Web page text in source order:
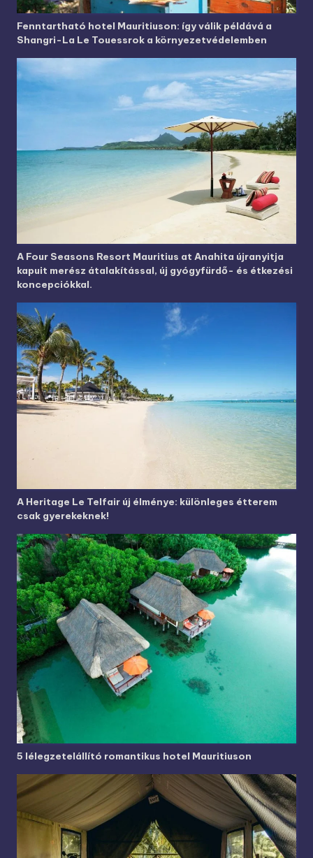
Fenntartható hotel Mauritiuson: így válik példává a
Shangri-La Le Touessrok a környezetvédelemben
A Four Seasons Resort Mauritius at Anahita újranyitja
kapuit merész átalakítással, új gyógyfürdő- és étkezési
koncepciókkal.
A Heritage Le Telfair új élménye: különleges étterem
csak gyerekeknek!
5 lélegzetelállító romantikus hotel Mauritiuson